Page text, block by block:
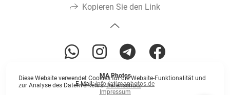
Kopieren Sie den Link
MA Photos
E-Mail:info (at)maphotos.de
Impressum
Diese Website verwendet Cookies für die Website-Funktionalität und
zur Analyse des Datenverkehrs.Datenschutz